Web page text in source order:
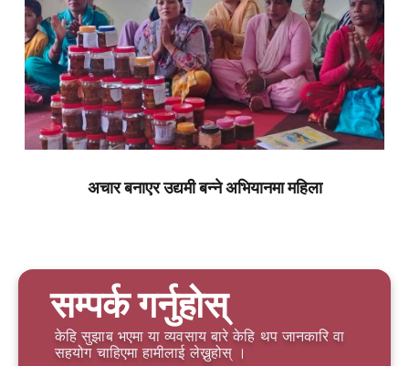
अचार बनाएर उद्यमी बन्ने अभियानमा महिला
सम्पर्क गर्नुहोस्
केहि सुझाब भएमा या व्यवसाय बारे केहि थप जानकारि वा
सहयोग चाहिएमा हामीलाई लेख्नुहोस् ।